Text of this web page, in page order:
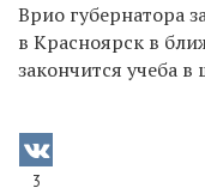
Врио губернатора
в Красноярск в
закончится учеба в
3